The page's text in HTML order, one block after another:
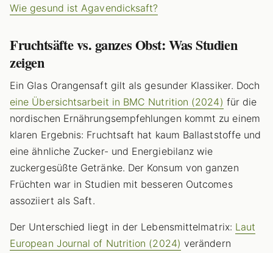
Wie gesund ist Agavendicksaft?
Fruchtsäfte vs. ganzes Obst: Was Studien
zeigen
Ein Glas Orangensaft gilt als gesunder Klassiker. Doch
eine Übersichtsarbeit in BMC Nutrition (2024) für die
nordischen Ernährungsempfehlungen kommt zu einem
klaren Ergebnis: Fruchtsaft hat kaum Ballaststoffe und
eine ähnliche Zucker- und Energiebilanz wie
zuckergesüßte Getränke. Der Konsum von ganzen
Früchten war in Studien mit besseren Outcomes
assoziiert als Saft.
Der Unterschied liegt in der Lebensmittelmatrix: Laut
European Journal of Nutrition (2024) verändern